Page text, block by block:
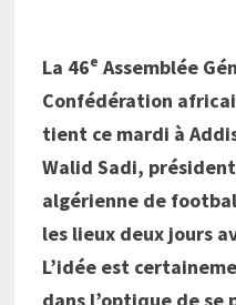
La 46e Assemblée
Confédération
tient ce mardi à
Walid Sadi,
algérienne de
les lieux deux jours
L’idée est